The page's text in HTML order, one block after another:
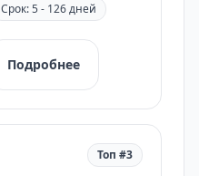
Срок: 5 - 126 дней
Подробнее
Топ #3